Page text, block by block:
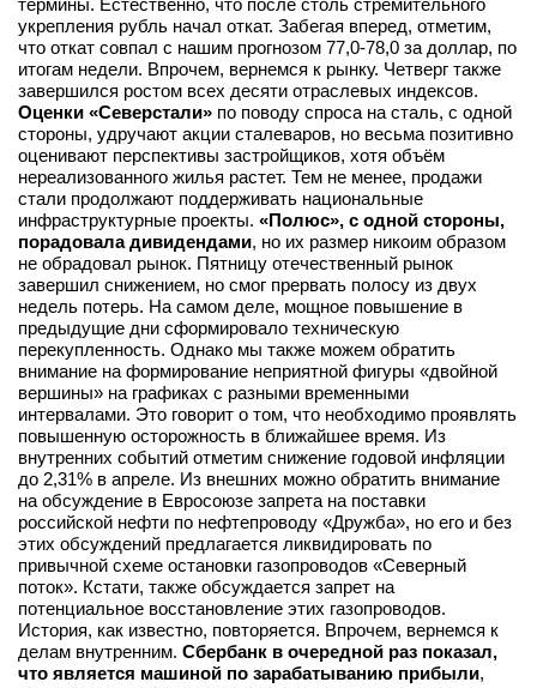
термины. Естественно, что после столь стремительного
укрепления рубль начал откат. Забегая вперед, отметим,
что откат совпал с нашим прогнозом 77,0-78,0 за доллар, по
итогам недели. Впрочем, вернемся к рынку. Четверг также
завершился ростом всех десяти отраслевых индексов.
Оценки «Северстали» по поводу спроса на сталь, с одной
стороны, удручают акции сталеваров, но весьма позитивно
оценивают перспективы застройщиков, хотя объём
нереализованного жилья растет. Тем не менее, продажи
стали продолжают поддерживать национальные
инфраструктурные проекты. «Полюс», с одной стороны,
порадовала дивидендами, но их размер никоим образом
не обрадовал рынок. Пятницу отечественный рынок
завершил снижением, но смог прервать полосу из двух
недель потерь. На самом деле, мощное повышение в
предыдущие дни сформировало техническую
перекупленность. Однако мы также можем обратить
внимание на формирование неприятной фигуры «двойной
вершины» на графиках с разными временными
интервалами. Это говорит о том, что необходимо проявлять
повышенную осторожность в ближайшее время. Из
внутренних событий отметим снижение годовой инфляции
до 2,31% в апреле. Из внешних можно обратить внимание
на обсуждение в Евросоюзе запрета на поставки
российской нефти по нефтепроводу «Дружба», но его и без
этих обсуждений предлагается ликвидировать по
привычной схеме остановки газопроводов «Северный
поток». Кстати, также обсуждается запрет на
потенциальное восстановление этих газопроводов.
История, как известно, повторяется. Впрочем, вернемся к
делам внутренним. Сбербанк в очередной раз показал,
что является машиной по зарабатыванию прибыли,